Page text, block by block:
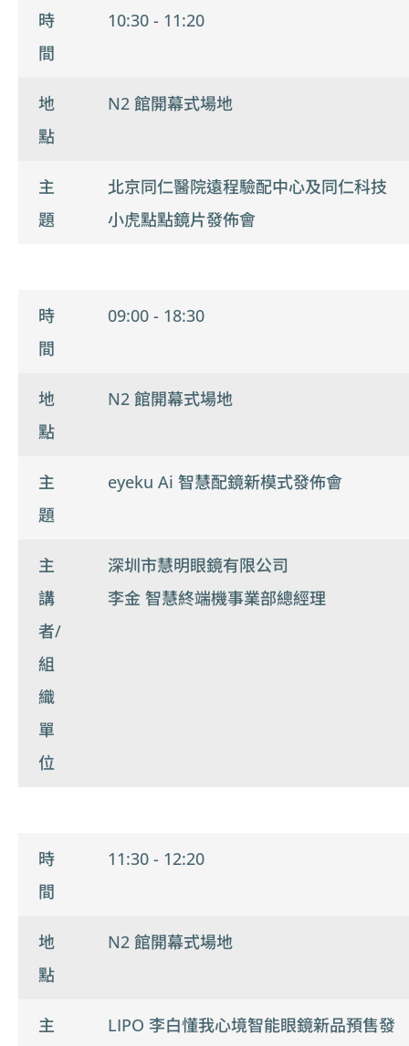
時
間
10:30 - 11:20
地
點
N2 館開幕式場地
主
題
北京同仁醫院遠程驗配中心及同仁科技
小虎點點鏡片發佈會
時
間
09:00 - 18:30
地
點
N2 館開幕式場地
主
題
eyeku Ai 智慧配鏡新模式發佈會
主
講
者/
組
織
單
位
深圳市慧明眼鏡有限公司
李金 智慧終端機事業部總經理
時
間
11:30 - 12:20
地
點
N2 館開幕式場地
主
LIPO 李白懂我心境智能眼鏡新品預售發